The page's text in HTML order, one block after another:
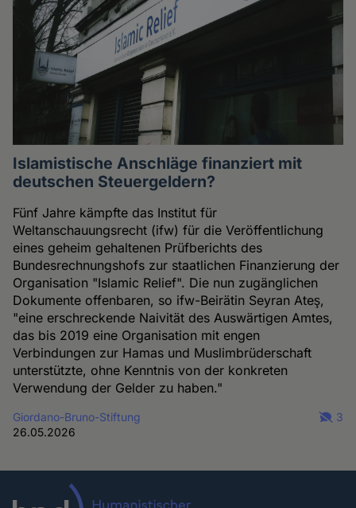
Islamistische Anschläge finanziert mit
deutschen Steuergeldern?
Fünf Jahre kämpfte das Institut für
Weltanschauungsrecht (ifw) für die Veröffentlichung
eines geheim gehaltenen Prüfberichts des
Bundesrechnungshofs zur staatlichen Finanzierung der
Organisation "Islamic Relief". Die nun zugänglichen
Dokumente offenbaren, so ifw-Beirätin Seyran Ateş,
"eine erschreckende Naivität des Auswärtigen Amtes,
das bis 2019 eine Organisation mit engen
Verbindungen zur Hamas und Muslimbrüderschaft
unterstützte, ohne Kenntnis von der konkreten
Verwendung der Gelder zu haben."
Giordano-Bruno-Stiftung
26.05.2026
3